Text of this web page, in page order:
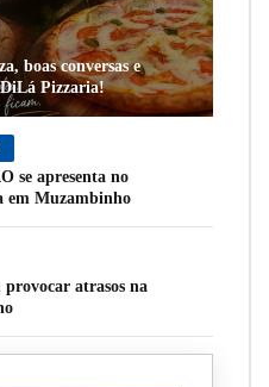
boas conversas e
DiLá Pizzaria!
se apresenta no
em Muzambinho
provocar atrasos na